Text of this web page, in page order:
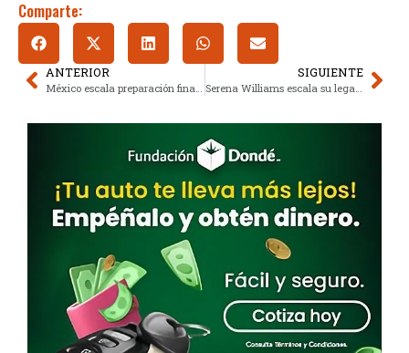
Comparte:
ANTERIOR
México escala preparación final al mundial 2026: Serbia, último ensayo
SIGUIENTE
Serena Williams escala su legado con un regreso estratégico al tenis profesional